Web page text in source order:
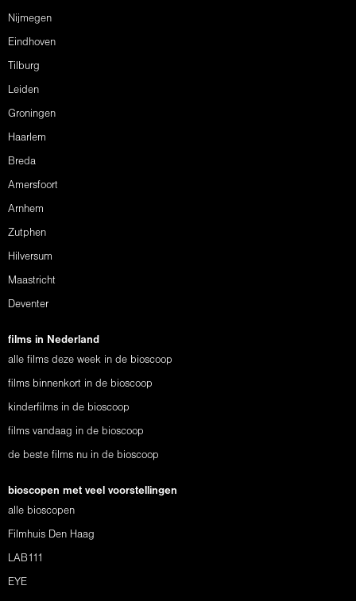
Nijmegen
Eindhoven
Tilburg
Leiden
Groningen
Haarlem
Breda
Amersfoort
Arnhem
Zutphen
Hilversum
Maastricht
Deventer
films in Nederland
alle films deze week in de bioscoop
films binnenkort in de bioscoop
kinderfilms in de bioscoop
films vandaag in de bioscoop
de beste films nu in de bioscoop
bioscopen met veel voorstellingen
alle bioscopen
Filmhuis Den Haag
LAB111
EYE